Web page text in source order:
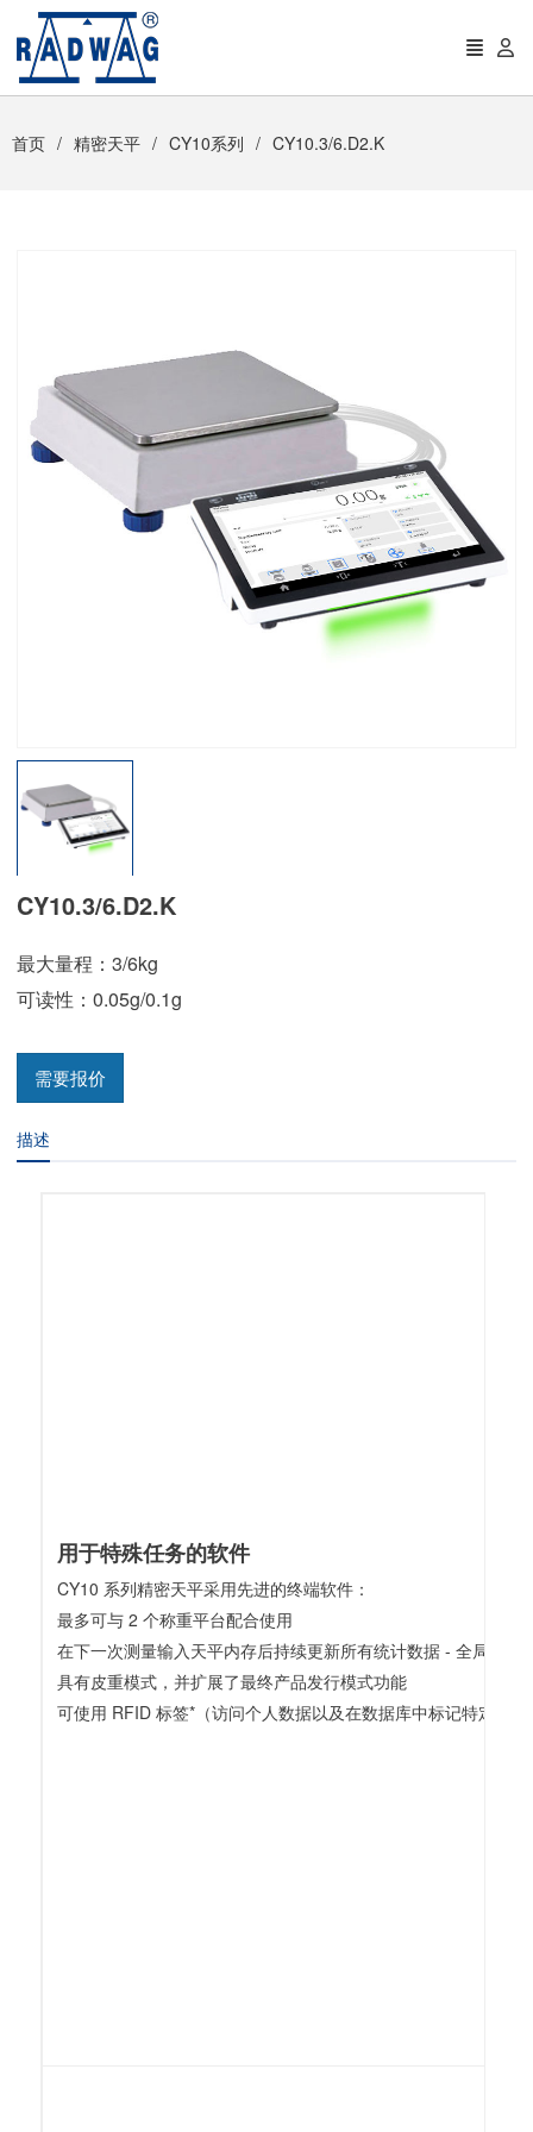
首页 精密天平 CY10系列 CY10.3/6.D2.K
CY10.3/6.D2.K
最大量程：3/6kg
可读性：0.05g/0.1g
需要报价
描述
用于特殊任务的软件
CY10 系列精密天平采用先进的终端软件：
最多可与 2 个称重平台配合使用
在下一次测量输入天平内存后持续更新所有统计数据 - 全局更
具有皮重模式，并扩展了最终产品发行模式功能
可使用 RFID 标签*（访问个人数据以及在数据库中标记特定商